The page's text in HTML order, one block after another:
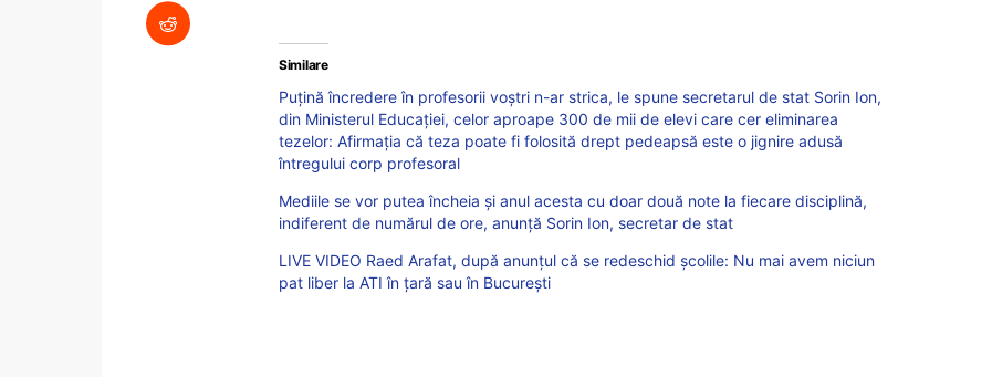
Similare
Puțină încredere în profesorii voștri n-ar strica, le spune secretarul de stat Sorin Ion,
din Ministerul Educației, celor aproape 300 de mii de elevi care cer eliminarea
tezelor: Afirmația că teza poate fi folosită drept pedeapsă este o jignire adusă
întregului corp profesoral
Mediile se vor putea încheia și anul acesta cu doar două note la fiecare disciplină,
indiferent de numărul de ore, anunță Sorin Ion, secretar de stat
LIVE VIDEO Raed Arafat, după anunțul că se redeschid școlile: Nu mai avem niciun
pat liber la ATI în țară sau în București